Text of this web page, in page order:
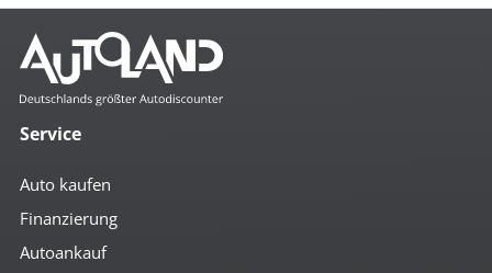
Mehr anzeigen
Komfort
2- Zonen Klimaautomatik
4x el. Fensterheber
Ambiente-Beleuchtung
Anfahrassistent
Auto Hold
autom. abblendender Innenspiegel
Service
Auto kaufen
Finanzierung
Autoankauf